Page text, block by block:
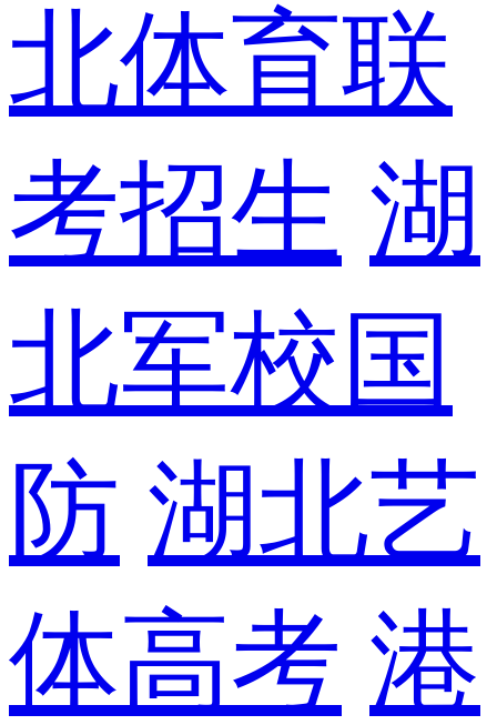
北体育联
考招生 湖
北军校国
防 湖北艺
体高考 港